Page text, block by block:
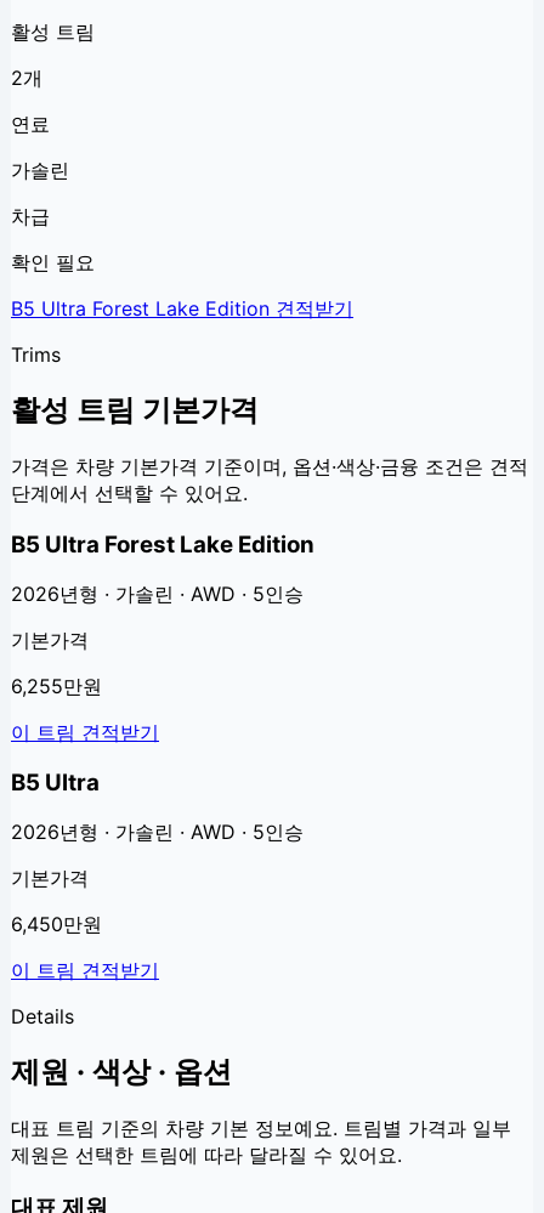
활성 트림
2개
연료
가솔린
차급
확인 필요
B5 Ultra Forest Lake Edition 견적받기
Trims
활성 트림 기본가격
가격은 차량 기본가격 기준이며, 옵션·색상·금융 조건은 견적
단계에서 선택할 수 있어요.
B5 Ultra Forest Lake Edition
2026년형 · 가솔린 · AWD · 5인승
기본가격
6,255만원
이 트림 견적받기
B5 Ultra
2026년형 · 가솔린 · AWD · 5인승
기본가격
6,450만원
이 트림 견적받기
Details
제원 · 색상 · 옵션
대표 트림 기준의 차량 기본 정보예요. 트림별 가격과 일부
제원은 선택한 트림에 따라 달라질 수 있어요.
대표 제원